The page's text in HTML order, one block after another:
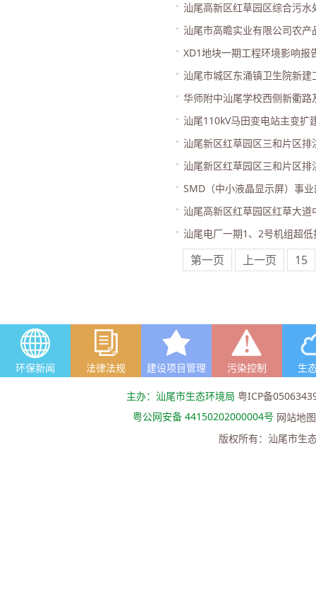
汕尾高新区红草园区综合污
汕尾市高瞻实业有限公司农
XD1地块一期工程环境影响报
汕尾市城区东涌镇卫生院新
华师附中汕尾学校西侧新衢
汕尾110kV马田变电站主变扩
汕尾新区红草园区三和片区
汕尾新区红草园区三和片区
SMD（中小液晶显示屏）事
汕尾高新区红草园区红草大
汕尾电厂一期1、2号机组超
第一页 上一页 15
环保新闻 法律法规 建设项目管理 污染控制 生
主办：汕尾市生态环境局粤ICP备
粤公网安备 44150202000004号 网站地图
版权所有：汕尾市生